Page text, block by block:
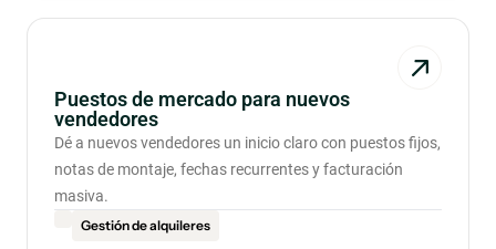
Puestos de mercado para nuevos
vendedores
Dé a nuevos vendedores un inicio claro con puestos fijos,
notas de montaje, fechas recurrentes y facturación
masiva.
Gestión de alquileres